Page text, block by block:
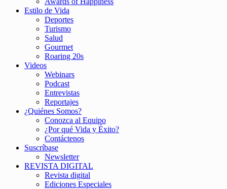
Estilo de Vida
Deportes
Turismo
Salud
Gourmet
Roaring 20s
Videos
Webinars
Podcast
Entrevistas
Reportajes
¿Quiénes Somos?
Conozca al Equipo
¿Por qué Vida y Éxito?
Contáctenos
Suscríbase
Newsletter
REVISTA DIGITAL
Revista digital
Ediciones Especiales